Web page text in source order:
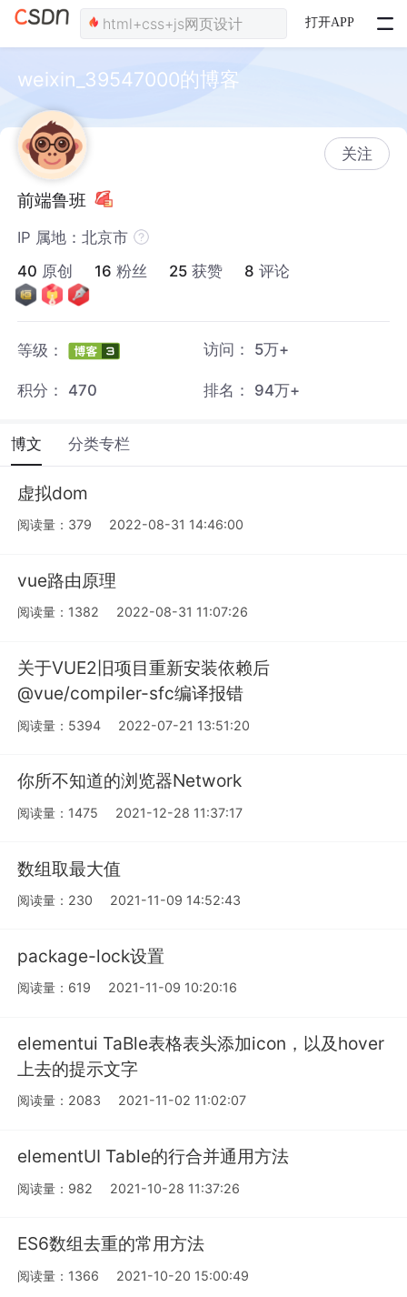
打开APP
weixin_39547000的博客
关注
前端鲁班
IP 属地：北京市
40 原创 16 粉丝 25 获赞 8 评论
等级： 访问： 5万+
积分： 470 排名： 94万+
博文 分类专栏
虚拟dom
阅读量：379 2022-08-31 14:46:00
vue路由原理
阅读量：1382 2022-08-31 11:07:26
关于VUE2旧项目重新安装依赖后
@vue/compiler-sfc编译报错
阅读量：5394 2022-07-21 13:51:20
你所不知道的浏览器Network
阅读量：1475 2021-12-28 11:37:17
数组取最大值
阅读量：230 2021-11-09 14:52:43
package-lock设置
阅读量：619 2021-11-09 10:20:16
elementui TaBle表格表头添加icon，以及hover
上去的提示文字
阅读量：2083 2021-11-02 11:02:07
elementUI Table的行合并通用方法
阅读量：982 2021-10-28 11:37:26
ES6数组去重的常用方法
阅读量：1366 2021-10-20 15:00:49